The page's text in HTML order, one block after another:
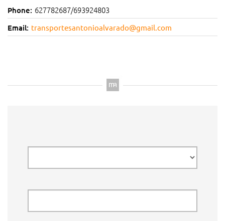
Phone: 627782687/693924803
Email: transportesantonioalvarado@gmail.com